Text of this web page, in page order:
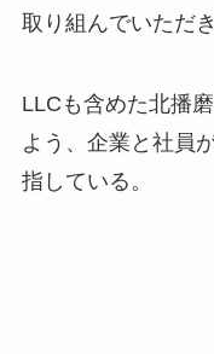
取り組んでいただ
LLCも含めた北播
よう、企業と社員
指している。